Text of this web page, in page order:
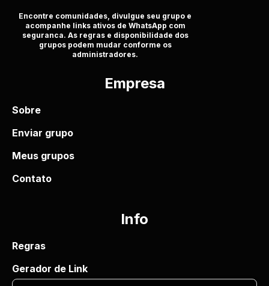
Encontre comunidades, divulgue seu grupo e
acompanhe links ativos de WhatsApp com
seguranca. As regras e disponibilidade dos
grupos podem mudar conforme os
administradores.
Empresa
Sobre
Enviar grupo
Meus grupos
Contato
Info
Regras
Gerador de Link